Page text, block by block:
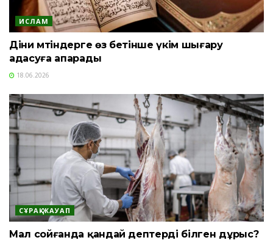
ИСЛАМ
Діни мәтіндерге өз бетінше үкім шығару
адасуға апарады
18.06.2026
СҰРАҚ-ЖАУАП
Мал сойғанда қандай әдептерді білген дұрыс?